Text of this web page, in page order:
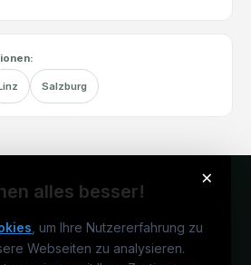
Salzburg
×
alles besser!
, um Ihre Nutzererfahrung zu
Webseiten zu analysieren.